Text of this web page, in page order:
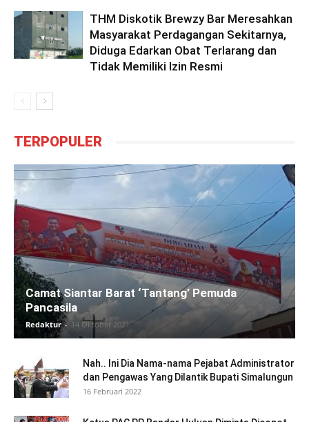
THM Diskotik Brewzy Bar Meresahkan
Masyarakat Perdagangan Sekitarnya,
Diduga Edarkan Obat Terlarang dan
Tidak Memiliki Izin Resmi
TERPOPULER
Camat Siantar Barat ‘Tantang’ Pemuda
Pancasila
Redaktur - 14 Oktober 2021
Nah.. Ini Dia Nama-nama Pejabat Administrator
dan Pengawas Yang Dilantik Bupati Simalungun
16 Februari 2022